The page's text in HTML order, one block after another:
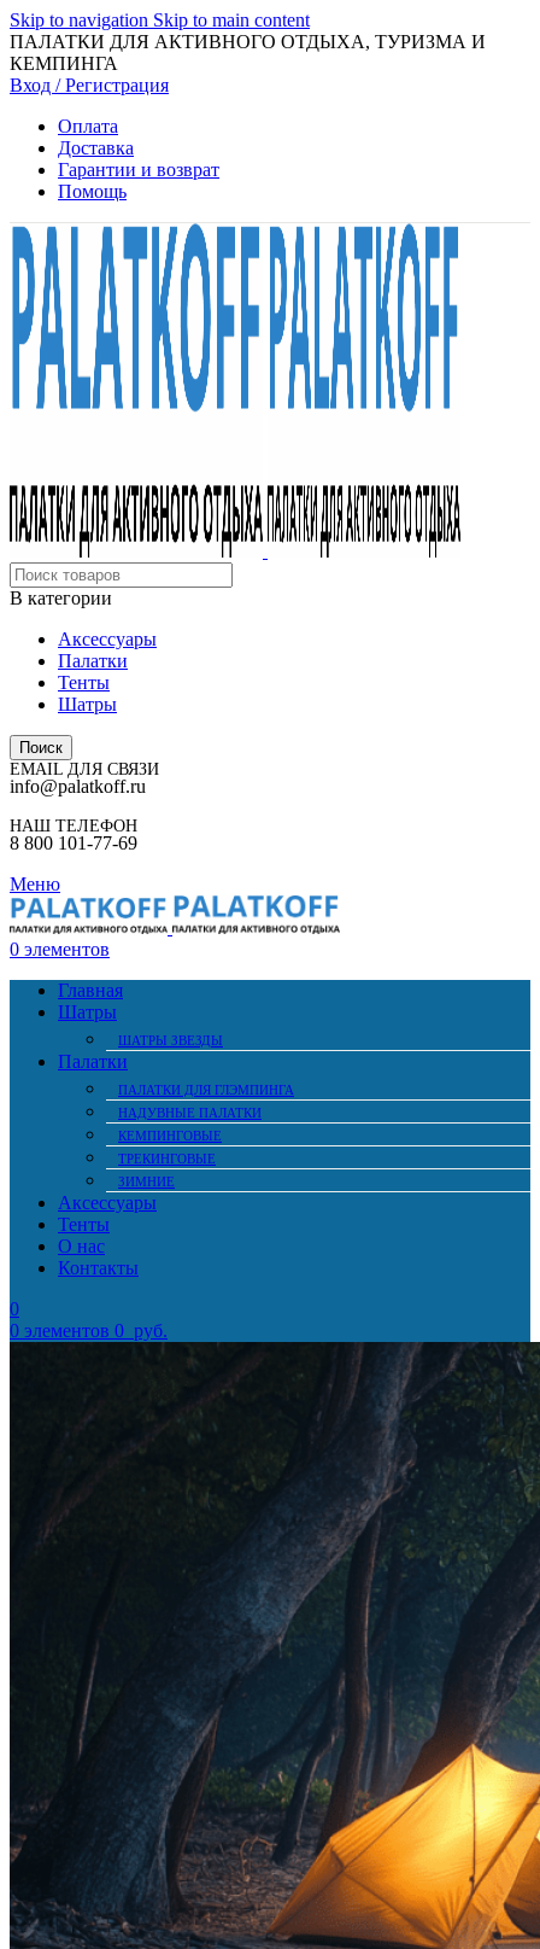
Skip to navigation Skip to main content
ПАЛАТКИ ДЛЯ АКТИВНОГО ОТДЫХА, ТУРИЗМА И
КЕМПИНГА
Вход / Регистрация
Оплата
Доставка
Гарантии и возврат
Помощь
В категории
Аксессуары
Палатки
Тенты
Шатры
Поиск
EMAIL ДЛЯ СВЯЗИ
info@palatkoff.ru
НАШ ТЕЛЕФОН
8 800 101-77-69
Меню
0 элементов
Главная
Шатры
ШАТРЫ ЗВЕЗДЫ
Палатки
ПАЛАТКИ ДЛЯ ГЛЭМПИНГА
НАДУВНЫЕ ПАЛАТКИ
КЕМПИНГОВЫЕ
ТРЕКИНГОВЫЕ
ЗИМНИЕ
Аксессуары
Тенты
О нас
Контакты
0
0 элементов 0 руб.